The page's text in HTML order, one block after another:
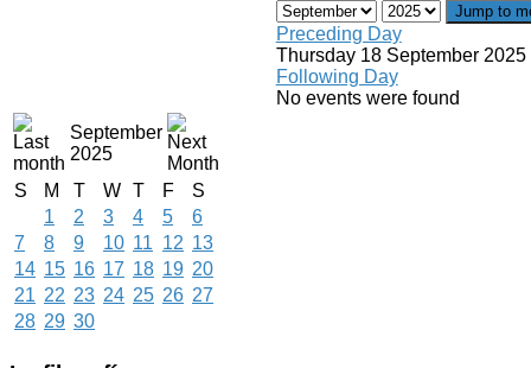
Jump to
Preceding Day
Thursday 18 September 2025
Following Day
No events were found
September
2025
S
M T W T F
S
1
2 3 4 5
6
7
8 9 10 11 12 13
14 15 16 17 18 19 20
21 22 23 24 25 26 27
28 29 30